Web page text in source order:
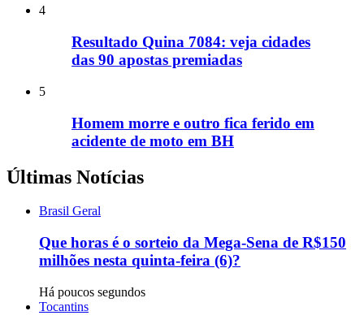
4
Resultado Quina 7084: veja cidades
das 90 apostas premiadas
5
Homem morre e outro fica ferido em
acidente de moto em BH
Últimas Notícias
Brasil Geral
Que horas é o sorteio da Mega-Sena de R$150
milhões nesta quinta-feira (6)?
Há poucos segundos
Tocantins